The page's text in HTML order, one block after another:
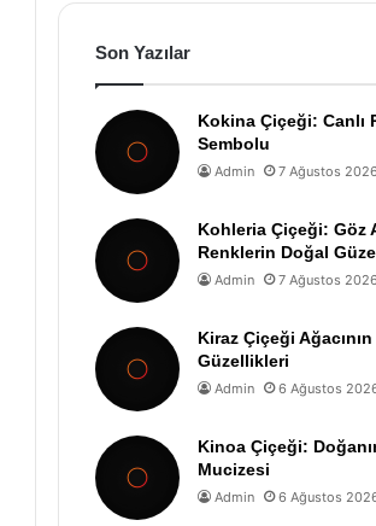
Son Yazılar
Kokina Çiçeği: Canlı
Sembolu
Admin 7 Ağustos 2026
Kohleria Çiçeği: Göz
Renklerin Doğal
Admin 7 Ağustos 2026
Kiraz Çiçeği Ağacının
Güzellikleri
Admin 6 Ağustos
Kinoa Çiçeği:
Mucizesi
Admin 6 Ağustos